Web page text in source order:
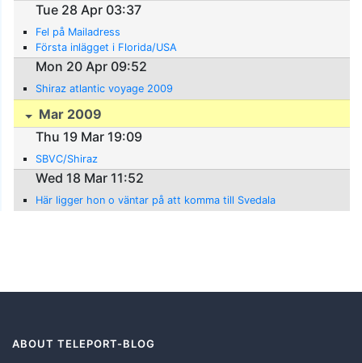
Tue 28 Apr 03:37
Fel på Mailadress
Första inlägget i Florida/USA
Mon 20 Apr 09:52
Shiraz atlantic voyage 2009
Mar 2009
Thu 19 Mar 19:09
SBVC/Shiraz
Wed 18 Mar 11:52
Här ligger hon o väntar på att komma till Svedala
ABOUT TELEPORT-BLOG